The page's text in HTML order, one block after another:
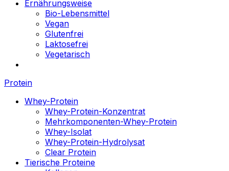
Ernährungsweise
Bio-Lebensmittel
Vegan
Glutenfrei
Laktosefrei
Vegetarisch
Protein
Whey-Protein
Whey-Protein-Konzentrat
Mehrkomponenten-Whey-Protein
Whey-Isolat
Whey-Protein-Hydrolysat
Clear Protein
Tierische Proteine